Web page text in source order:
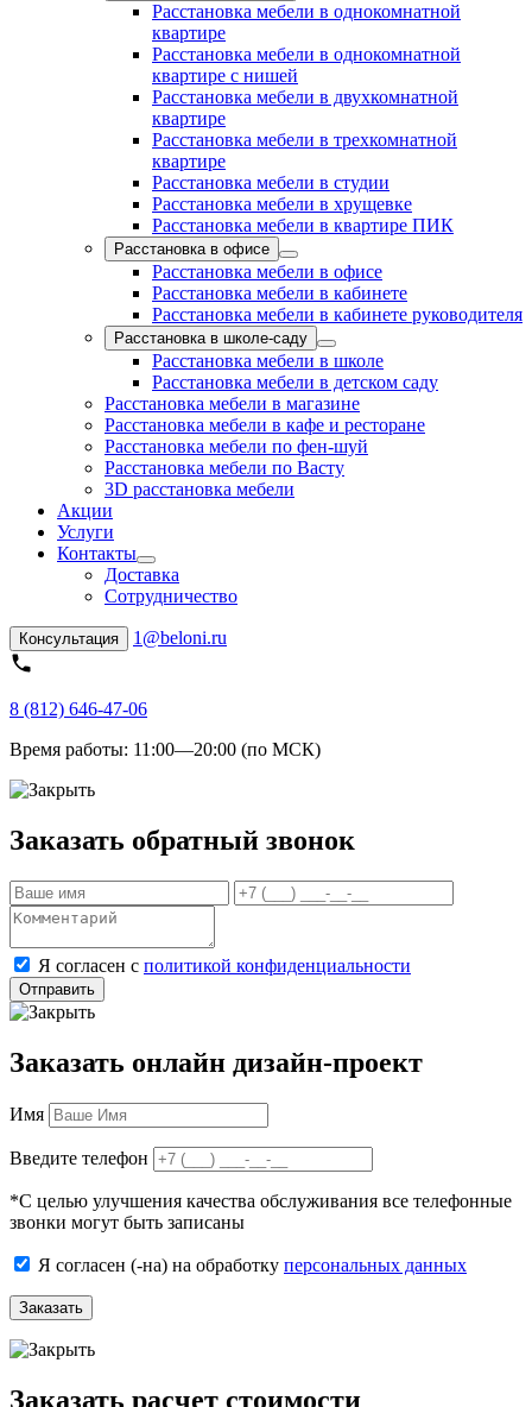
Расстановка мебели в однокомнатной
квартире
Расстановка мебели в однокомнатной
квартире с нишей
Расстановка мебели в двухкомнатной
квартире
Расстановка мебели в трехкомнатной
квартире
Расстановка мебели в студии
Расстановка мебели в хрущевке
Расстановка мебели в квартире ПИК
Расстановка в офисе
Расстановка мебели в офисе
Расстановка мебели в кабинете
Расстановка мебели в кабинете руководителя
Расстановка в школе-саду
Расстановка мебели в школе
Расстановка мебели в детском саду
Расстановка мебели в магазине
Расстановка мебели в кафе и ресторане
Расстановка мебели по фен-шуй
Расстановка мебели по Васту
3D расстановка мебели
Акции
Услуги
Контакты
Доставка
Сотрудничество
Консультация 1@beloni.ru
8 (812) 646-47-06
Время работы: 11:00—20:00 (по МСК)
Заказать обратный звонок
Я согласен с политикой конфиденциальности
Отправить
Заказать онлайн дизайн-проект
Имя
Введите телефон
*С целью улучшения качества обслуживания все телефонные
звонки могут быть записаны
Я согласен (-на) на обработку персональных данных
Заказать
Заказать расчет стоимости